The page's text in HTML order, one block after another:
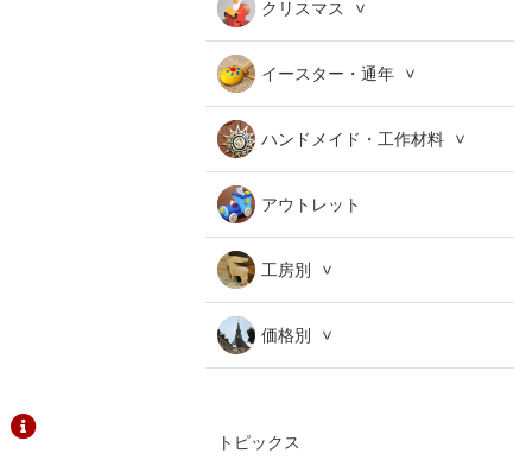
クリスマス
イースター・通年
ハンドメイド・工作材料
アウトレット
工房別
価格別
トピックス